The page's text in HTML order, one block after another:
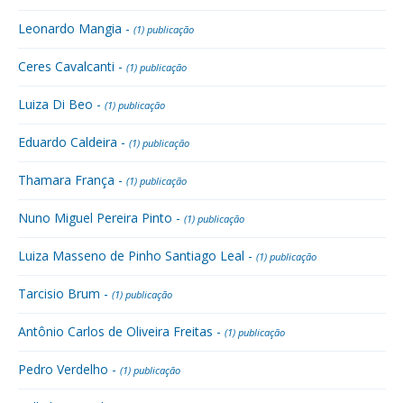
Leonardo Mangia - (1) publicação
Ceres Cavalcanti - (1) publicação
Luiza Di Beo - (1) publicação
Eduardo Caldeira - (1) publicação
Thamara França - (1) publicação
Nuno Miguel Pereira Pinto - (1) publicação
Luiza Masseno de Pinho Santiago Leal - (1) publicação
Tarcisio Brum - (1) publicação
Antônio Carlos de Oliveira Freitas - (1) publicação
Pedro Verdelho - (1) publicação